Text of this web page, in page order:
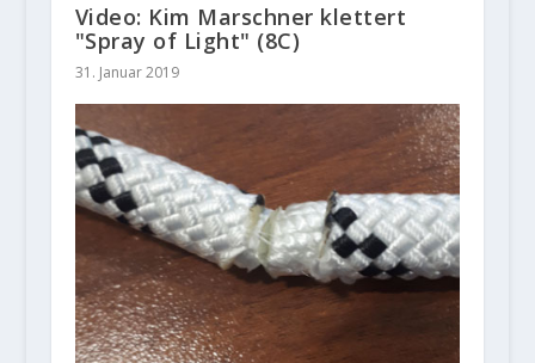
Video: Kim Marschner klettert
"Spray of Light" (8C)
31. Januar 2019